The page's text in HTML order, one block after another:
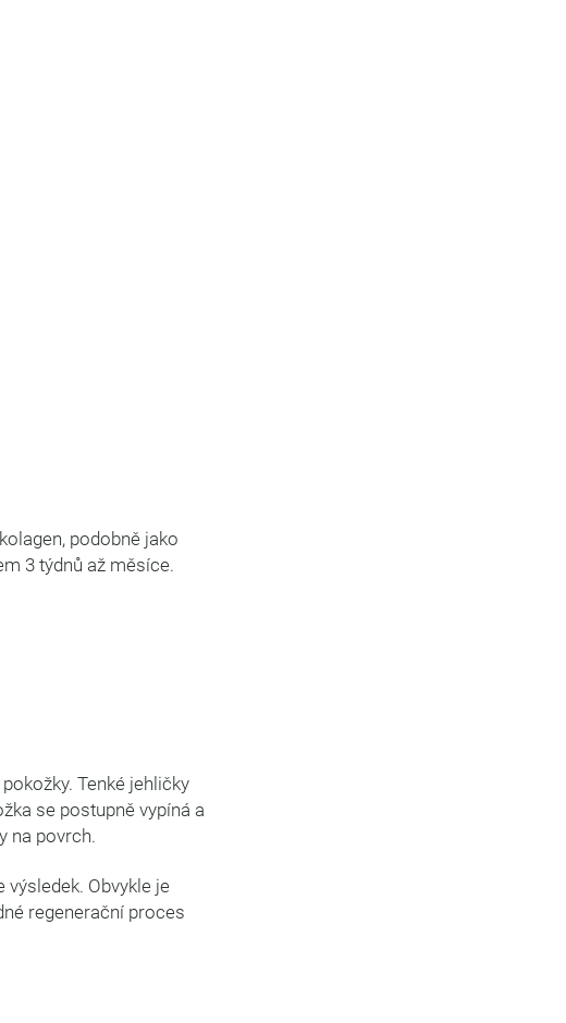
podobně jako
3 týdnů až měsíce.
Tenké jehličky
se postupně vypíná a
na povrch.
Obvykle je
regenerační proces